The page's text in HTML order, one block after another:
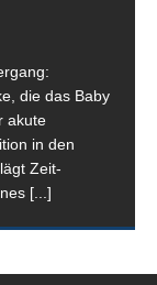
die das Baby
akute
in den
Zeit-
[...]